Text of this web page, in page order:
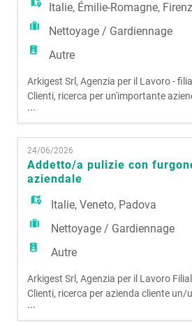
votre
CV
Connexion
Langue
EN
FR
IT
DE
Italie, Émilie-Romagne,
Nettoyage / Gardiennage
Autre
Arkigest Srl, Agenzia per il Lavoro -
Clienti, ricerca per un'importante
nel settore cleaning e portierato un/a:
RESPONSABILE OPERATIVO
CLEANING La figura si occuperà di
personale e problematiche operative
Toscana Si richiede: - Esperienza nella
operativa; - Ser
...
24/06/2026
Addetto/a pulizie con
aziendale
Italie,Veneto, Padova
Nettoyage / Gardiennage
Autre
Arkigest Srl, Agenzia per il Lavoro
Clienti, ricerca per azienda cliente un/
ADDETTO/A PULIZIE CON FURGONE
La risorsa si occuperà di spostarsi su
...